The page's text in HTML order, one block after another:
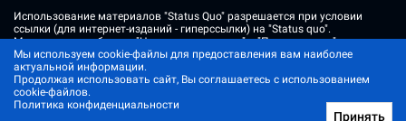
Использование материалов "Status Quo" разрешается при условии
ссылки (для интернет-изданий - гиперссылки) на "Status quo".
Материалы в рубриках "Новости партнеров" и "Пресс-релизы"
размещаются на правах рекламы или в рамках некоммерческого
партнерства.
Изображения, содержащие метку "Status Quo" или не содержащие
информации об источнике фото, являются иллюстративными либо
сгенерированными ИИ
Мы используем cookie-файлы для предоставления вам наиболее
актуальной информации.
Продолжая использовать сайт, Вы соглашаетесь с использованием
cookie-файлов.
Политика конфиденциальности
Принять